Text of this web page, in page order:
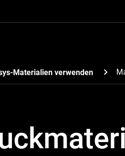
Materialien verwenden